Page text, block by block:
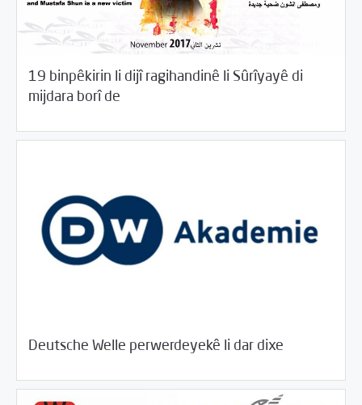
19 binpêkirin li dijî ragihandinê li Sûrîyayê di
mijdara borî de
19/2018 Desthilata pêncemîn/Rotator
Deutsche Welle perwerdeyekê li dar dixe